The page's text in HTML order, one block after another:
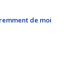
de moi